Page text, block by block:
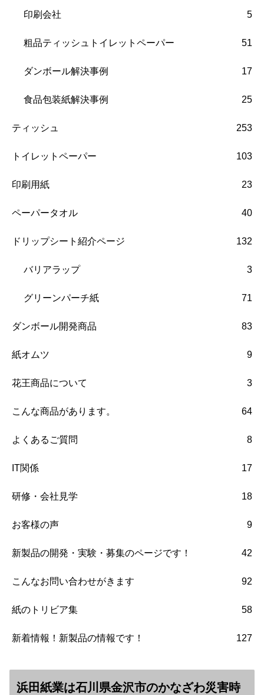
印刷会社 5
粗品ティッシュトイレットペーパー 51
ダンボール解決事例 17
食品包装紙解決事例 25
ティッシュ 253
トイレットペーパー 103
印刷用紙 23
ペーパータオル 40
ドリップシート紹介ページ 132
バリアラップ 3
グリーンパーチ紙 71
ダンボール開発商品 83
紙オムツ 9
花王商品について 3
こんな商品があります。 64
よくあるご質問 8
IT関係 17
研修・会社見学 18
お客様の声 9
新製品の開発・実験・募集のページです！ 42
こんなお問い合わせがきます 92
紙のトリビア集 58
新着情報！新製品の情報です！ 127
浜田紙業は石川県金沢市のかなざわ災害時